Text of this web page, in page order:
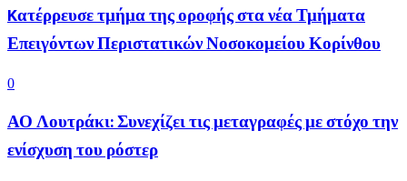
Kατέρρευσε τμήμα της οροφής στα νέα Τμήματα
Επειγόντων Περιστατικών Νοσοκομείου Κορίνθου
0
ΑΟ Λουτράκι: Συνεχίζει τις μεταγραφές με στόχο την
ενίσχυση του ρόστερ